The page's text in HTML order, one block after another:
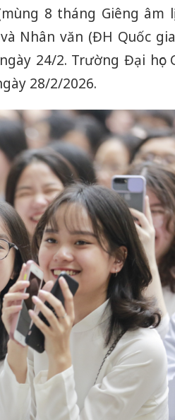
8 tháng Giêng âm
Nhân văn (ĐH Quốc
24/2. Trường Đại học
28/2/2026.